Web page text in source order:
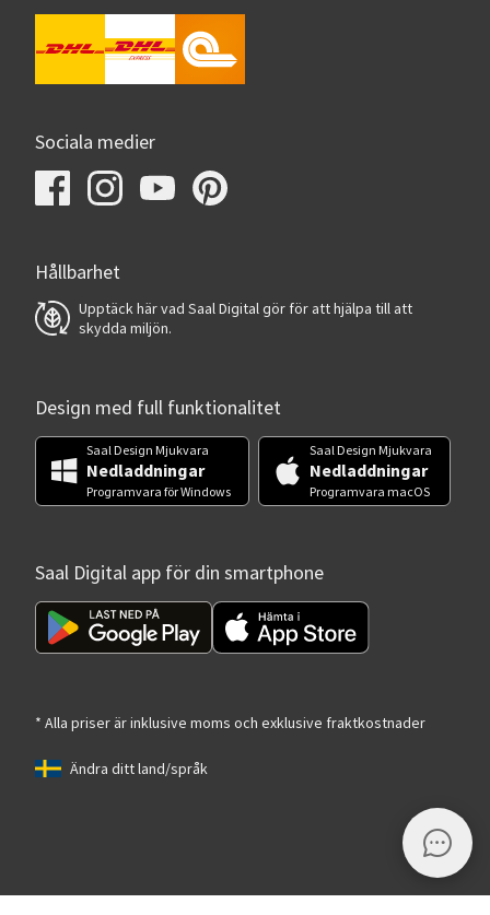
Sociala medier
Hållbarhet
Upptäck här vad Saal Digital gör för att hjälpa till att
skydda miljön.
Design med full funktionalitet
Saal Design Mjukvara
Nedladdningar
Programvara för Windows
Saal Design Mjukvara
Nedladdningar
Programvara macOS
Saal Digital app för din smartphone
* Alla priser är inklusive moms och exklusive fraktkostnader
Ändra ditt land/språk